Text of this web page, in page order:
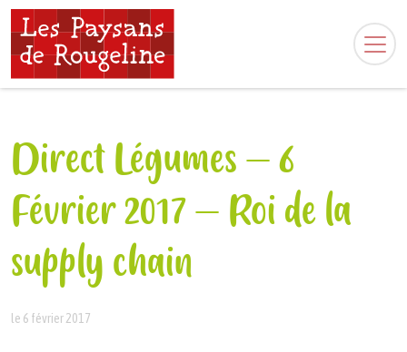
Direct Légumes – 6
Février 2017 – Roi de la
supply chain
le 6 février 2017